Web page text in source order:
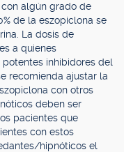
algún grado de
de la eszopiclona se
La dosis de
a quienes
inhibidores del
recomienda ajustar la
con otros
deben ser
pacientes que
con estos
hipnóticos el